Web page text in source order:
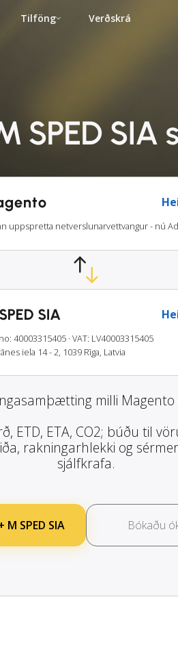
Tilföng
Verðskrá
SPED
uppspretta netverslunarvettvangur - nú
SIA
40003315405 · VAT: LV40003315405
iela 14 - 2, 1039 Rīga, Latvia
milli Magento
ETD, ETA, CO2; búðu til
rakningarhlekki og
sjálfkrafa.
SPED SIA Bókaðu